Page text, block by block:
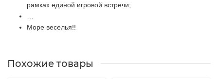
рамках единой игровой встречи;
Море веселья!!
Похожие товары